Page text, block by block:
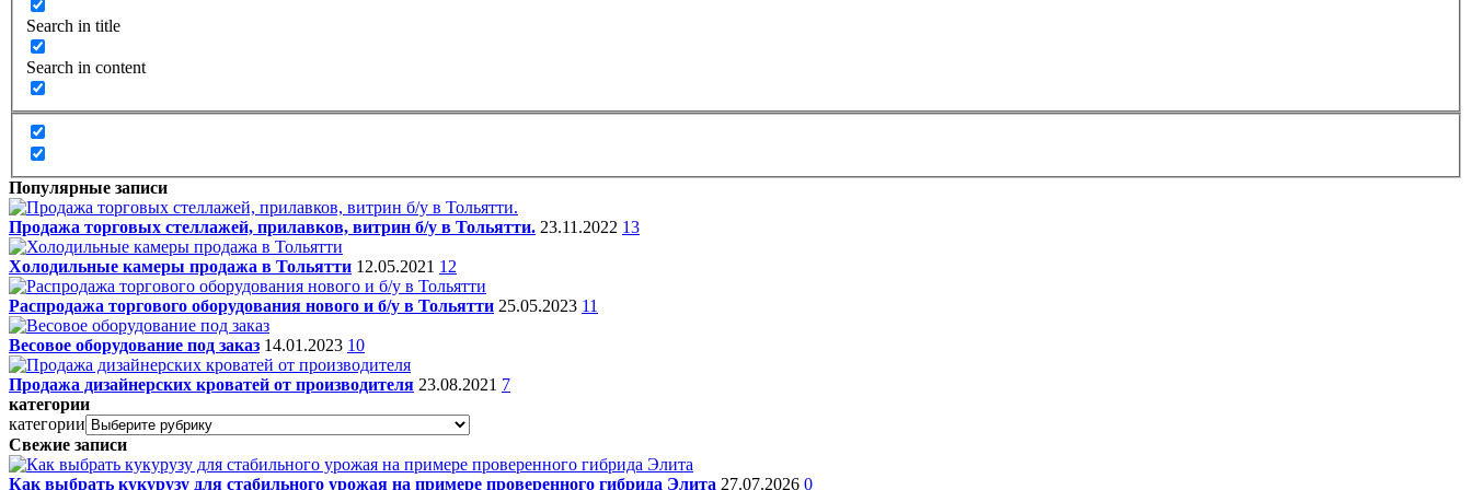
Search in title
Search in content
Популярные записи
Продажа торговых стеллажей, прилавков, витрин б/у в Тольятти. 23.11.2022 13
Холодильные камеры продажа в Тольятти 12.05.2021 12
Распродажа торгового оборудования нового и б/у в Тольятти 25.05.2023 11
Весовое оборудование под заказ 14.01.2023 10
Продажа дизайнерских кроватей от производителя 23.08.2021 7
категории
категории
Свежие записи
Как выбрать кукурузу для стабильного урожая на примере проверенного гибрида Элита 27.07.2026 0